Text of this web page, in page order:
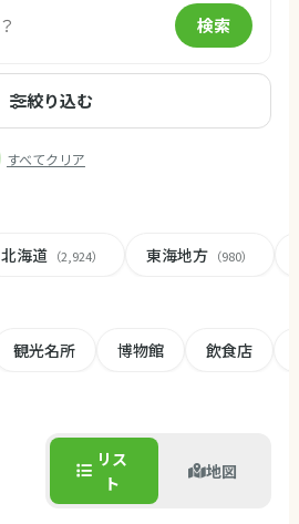
検索
絞り込む
すべてクリア
北海道 （2,924） 東海地方 （980）
観光名所 博物館 飲食店
リス
ト
地図